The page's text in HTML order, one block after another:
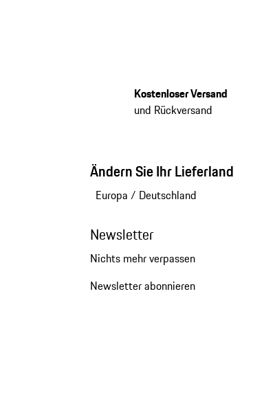
Kostenloser Versand
und Rückversand
Ändern Sie Ihr Lieferland
Europa / Deutschland
Newsletter
Nichts mehr verpassen
Newsletter abonnieren